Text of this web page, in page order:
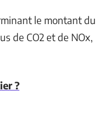
le montant du
de CO2 et de NOx,
?